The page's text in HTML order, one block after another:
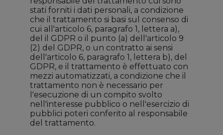
stati forniti i dati personali, a condizione
che il trattamento si basi sul consenso di
cui all'articolo 6, paragrafo 1, lettera a),
del il GDPR o il punto (a) dell'articolo 9
(2) del GDPR, o un contratto ai sensi
dell'articolo 6, paragrafo 1, lettera b), del
GDPR, e il trattamento è effettuato con
mezzi automatizzati, a condizione che il
trattamento non è necessario per
l'esecuzione di un compito svolto
nell'interesse pubblico o nell'esercizio di
pubblici poteri conferito al responsabile
del trattamento.